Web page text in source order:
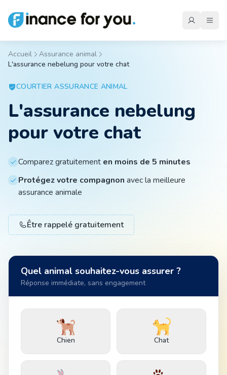
Mutuelle
Moto
Habitation
Animal
Pro
04 51 55 49 38
Accueil
Assurance animal
L'assurance nebelung pour votre chat
COURTIERASSURANCE ANIMAL
L'assurance nebelung
pour votre chat
Comparez gratuitement en moins de 5 minutes
Protégez votre compagnon avec la meilleure
assurance animale
Être rappelé gratuitement
Quel animal souhaitez-vous assurer ?
Réponse immédiate, sans engagement
Chien Chat